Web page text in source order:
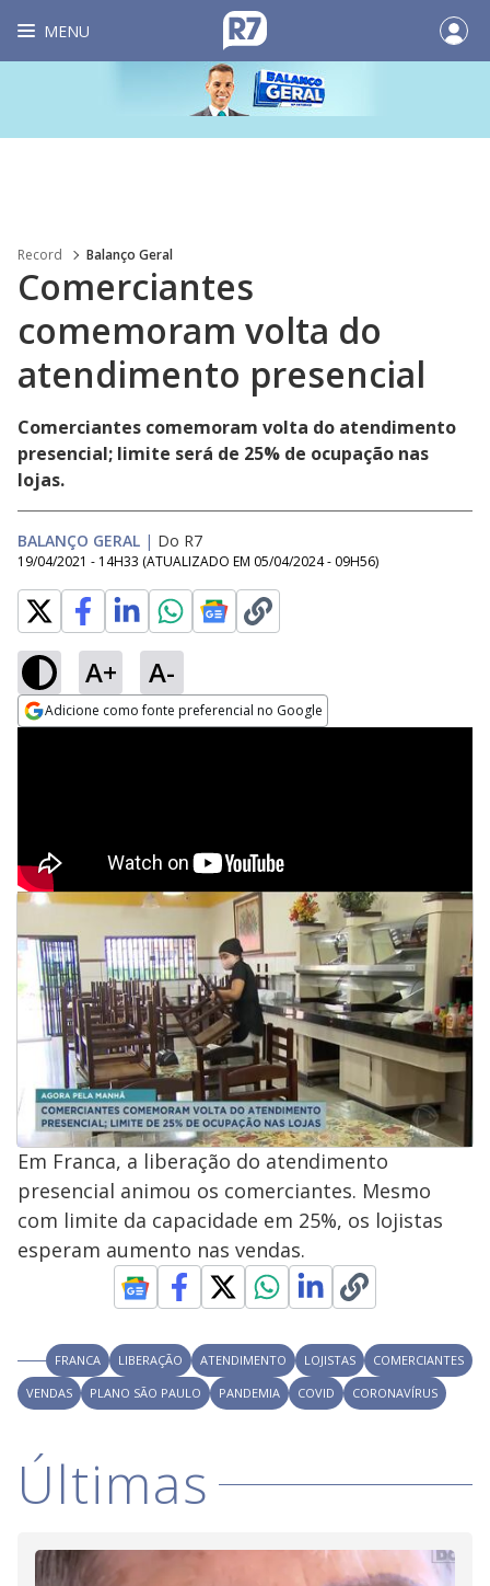
MENU
Record Balanço Geral
Comerciantes
comemoram volta do
atendimento presencial
Comerciantes comemoram volta do atendimento
presencial; limite será de 25% de ocupação nas
lojas.
BALANÇO GERAL | Do R7
19/04/2021 - 14H33 (ATUALIZADO EM 05/04/2024 - 09H56)
A+ A-
Adicione como fonte preferencial no Google
Em Franca, a liberação do atendimento
presencial animou os comerciantes. Mesmo
com limite da capacidade em 25%, os lojistas
esperam aumento nas vendas.
FRANCA LIBERAÇÃO ATENDIMENTO LOJISTAS
COMERCIANTES
VENDAS
PLANO SÃO PAULO PANDEMIA COVID CORONAVÍRUS
Últimas